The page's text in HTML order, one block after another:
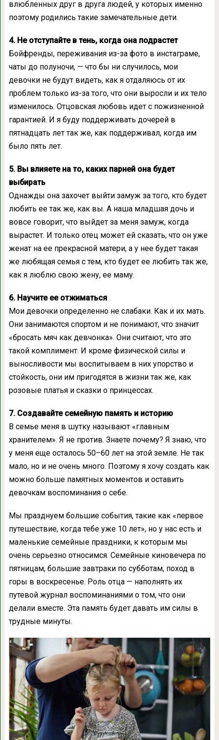
влюбленных друг в друга людей, у которых именно
поэтому родились такие замечательные дети.
4. Не отступайте в тень, когда она подрастет
Бойфренды, переживания из-за фото в инстаграме,
чаты до полуночи, — что бы ни случилось, мои
девочки не будут видеть, как я отдаляюсь от их
проблем только из-за того, что они выросли и их тело
изменилось. Отцовская любовь идет с пожизненной
гарантией. И я буду поддерживать дочерей в
пятнадцать лет так же, как поддерживал, когда им
было пять лет.
5. Вы влияете на то, каких парней она будет
выбирать
Однажды она захочет выйти замуж за того, кто будет
любить ее так же, как вы. А наша младшая дочь и
вовсе говорит, что выйдет за меня замуж, когда
вырастет. И только отец может ей сказать, что он уже
женат на ее прекрасной матери, а у нее будет такая
же любящая семья с тем, кто будет ее любить так же,
как я люблю свою жену, ее маму.
6. Научите ее отжиматься
Мои девочки определенно не слабаки. Как и их мать.
Они занимаются спортом и не понимают, что значит
«бросать мяч как девчонка». Они считают, что это
такой комплимент. И кроме физической силы и
выносливости мы воспитываем в них упорство и
стойкость, они им пригодятся в жизни так же, как
розовые платья и сказки о принцессах.
7. Создавайте семейную память и историю
В семье меня в шутку называют «главным
хранителем». Я не против. Знаете почему? Я знаю, что
у меня еще осталось 50–60 лет на этой земле. Не так
мало, но и не очень много. Поэтому я хочу создать как
можно больше памятных моментов и оставить
девочкам воспоминания о себе.
Мы празднуем большие события, такие как «первое
путешествие, когда тебе уже 10 лет», но у нас есть и
маленькие семейные праздники, к которым мы
очень серьезно относимся. Семейные киновечера по
пятницам, большие завтраки по субботам, поход в
горы в воскресенье. Роль отца — наполнять их
путевой журнал воспоминаниями о том, что они
делали вместе. Эта память будет давать им силы в
трудные минуты.